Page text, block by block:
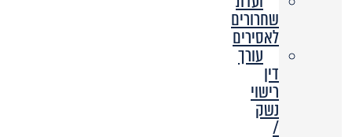
שחרורים
לאסירים
עורך
דין
רישוי
נשק
/